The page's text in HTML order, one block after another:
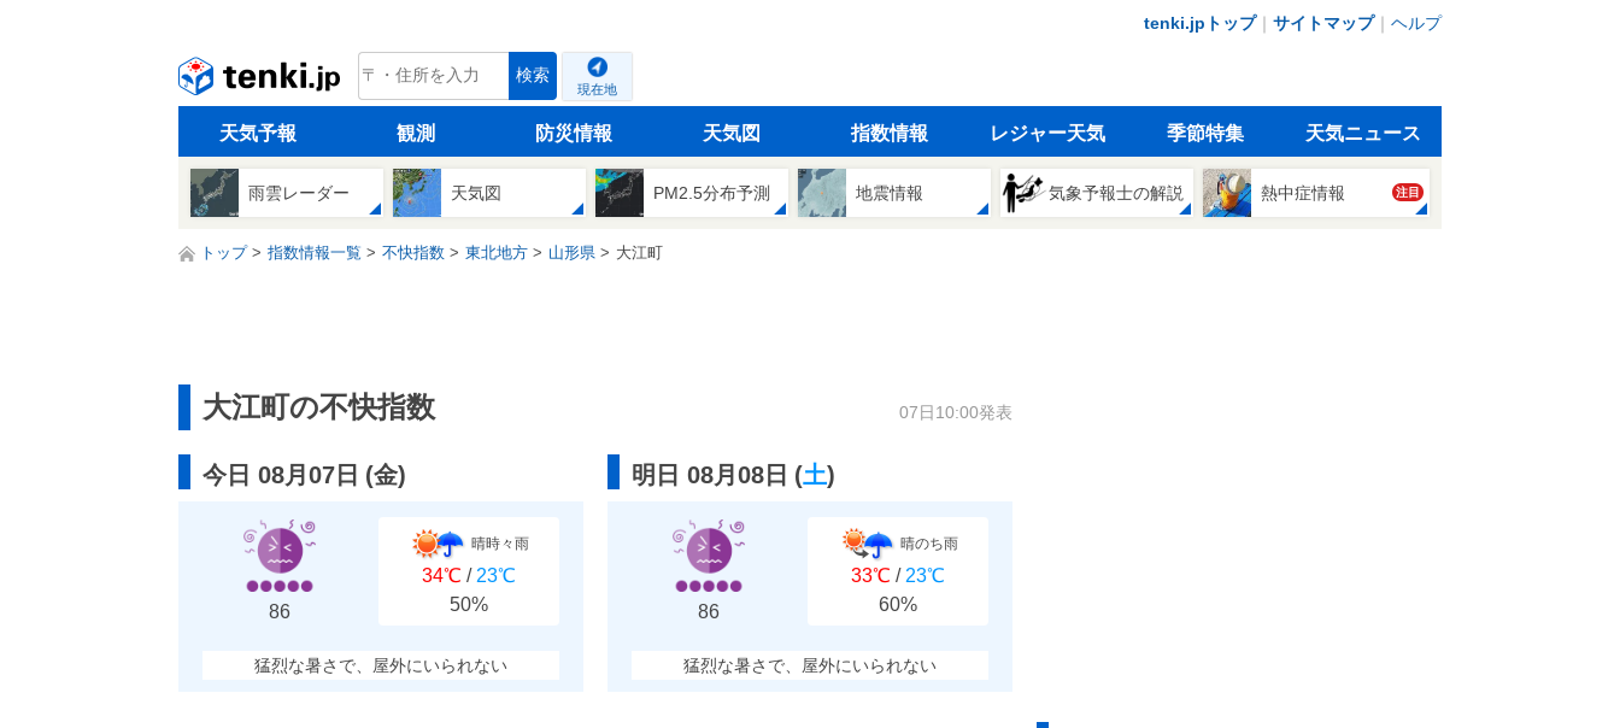
tenki.jpトップ｜ サイトマップ｜ ヘルプ
tenki.jp 検索
現在地
天気予報 観測 防災情報 天気図 指数情報 レジャー天気 季節特集 天気ニュース
雨雲レーダー 天気図 PM2.5分布予測 地震情報 気象予報士の解説 熱中症情報 注目
トップ 指数情報一覧 不快指数 東北地方 山形県 大江町
大江町の不快指数 07日10:00発表
今日 08月07日 (金)
86
晴時々雨
34℃ / 23℃
50%
猛烈な暑さで、屋外にいられない
明日 08月08日 (土)
86
晴のち雨
33℃ / 23℃
60%
猛烈な暑さで、屋外にいられない